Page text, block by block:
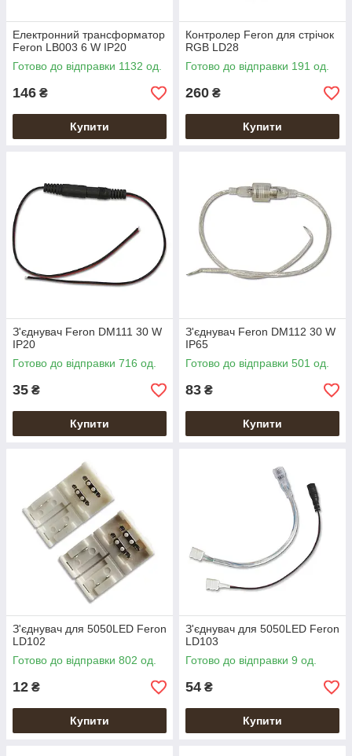
Електронний трансформатор
Feron LB003 6 W IP20
Готово до відправки 1132 од.
146 ₴
Купити
Контролер Feron для стрічок
RGB LD28
Готово до відправки 191 од.
260 ₴
Купити
З'єднувач Feron DM111 30 W
IP20
Готово до відправки 716 од.
35 ₴
Купити
З'єднувач Feron DM112 30 W
IP65
Готово до відправки 501 од.
83 ₴
Купити
З'єднувач для 5050LED Feron
LD102
Готово до відправки 802 од.
12 ₴
Купити
З'єднувач для 5050LED Feron
LD103
Готово до відправки 9 од.
54 ₴
Купити